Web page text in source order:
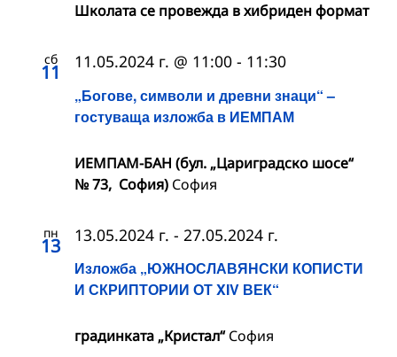
Школата се провежда в хибриден формат
сб
11
„Богове, символи и древни знаци“ –
гостуваща изложба в ИЕМПАМ
11.05.2024 г. @ 11:00 - 11:30
ИЕМПАМ-БАН (бул. „Цариградско шосе“
№ 73, София) София
пн
13
Изложба „ЮЖНОСЛАВЯНСКИ КОПИСТИ
И СКРИПТОРИИ ОТ XIV ВЕК“
13.05.2024 г. - 27.05.2024 г.
градинката „Кристал“София